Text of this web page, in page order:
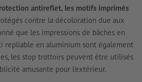
antireflet, les motifs imprimés
contre la décoloration due aux
que les impressions de bâches en
repliable en aluminium sont également
les stop trottoirs peuvent être utilisés
amusante pour l'extérieur.